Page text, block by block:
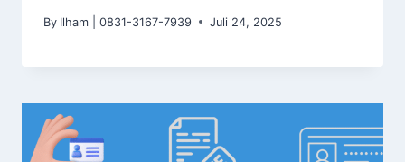
By Ilham | 0831-3167-7939 Juli 24, 2025